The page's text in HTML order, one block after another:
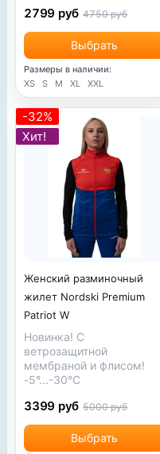
Выбрать
2799 руб 4750 руб
Размеры в наличии:
XS
S M XL XXL
-32%
Хит!
Женский разминочный
жилет Nordski Premium
Patriot W
Новинка! С
ветрозащитной
мембраной и флисом!
-5°...-30°С
Выбрать
3399 руб 5000 руб